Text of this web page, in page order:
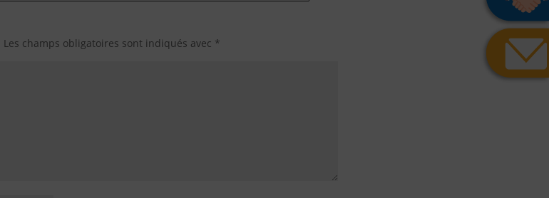
Les champs obligatoires sont indiqués avec *